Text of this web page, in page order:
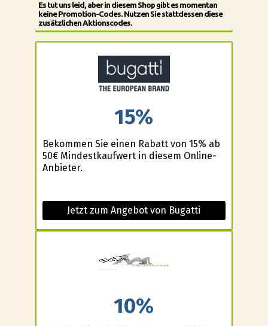
Es tut uns leid, aber in diesem Shop gibt es momentan
keine Promotion-Codes. Nutzen Sie stattdessen diese
zusätzlichen Aktionscodes.
15%
Bekommen Sie einen Rabatt von 15% ab
50€ Mindestkaufwert in diesem Online-
Anbieter.
Jetzt zum Angebot von Bugatti
10%